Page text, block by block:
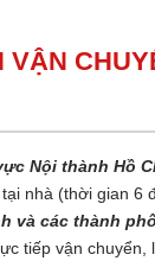
VẬN
Nội thành Hồ
nhà (thời gian 6
và các thành
tiếp vận chuyển,